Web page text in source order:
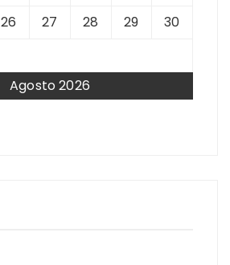
Agosto 2026
26 27 28 29
30